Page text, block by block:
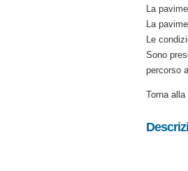
La
La
Le
Sono
percorso
Torna alla